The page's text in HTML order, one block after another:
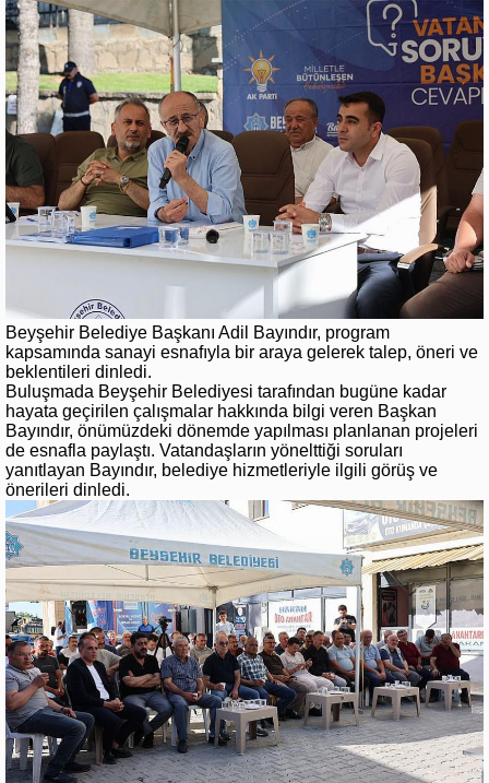
Beyşehir Belediye Başkanı Adil Bayındır, program
kapsamında sanayi esnafıyla bir araya gelerek talep, öneri ve
beklentileri dinledi.
Buluşmada Beyşehir Belediyesi tarafından bugüne kadar
hayata geçirilen çalışmalar hakkında bilgi veren Başkan
Bayındır, önümüzdeki dönemde yapılması planlanan projeleri
de esnafla paylaştı. Vatandaşların yönelttiği soruları
yanıtlayan Bayındır, belediye hizmetleriyle ilgili görüş ve
önerileri dinledi.